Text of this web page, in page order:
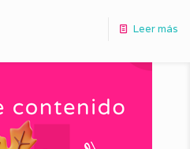
Leer más